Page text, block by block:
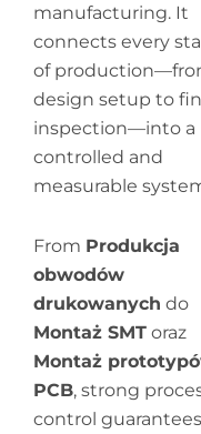
manufacturing. It
connects every
of
design setup to
inspection—into a
controlled and
measurable
From Produkcja
obwodów
drukowanych do
Montaż SMT oraz
Montaż
PCB, strong
control guarantees